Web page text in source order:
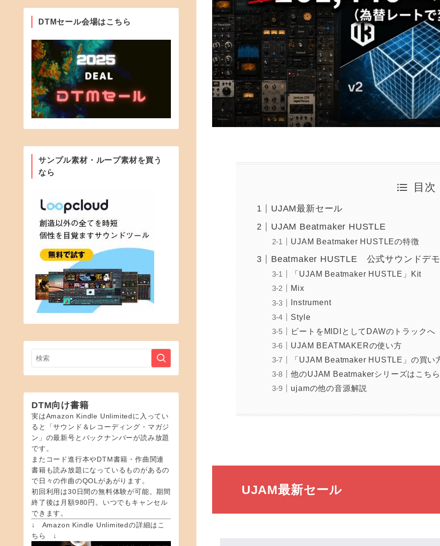
目次
UJAM最新セール
UJAM Beatmaker HUSTLE
UJAM Beatmaker HUSTLEの特徴
Beatmaker HUSTLE 公式サウンドデモ
「UJAM Beatmaker HUSTLE」Kit
Mix
Instrument
Style
ビートをMIDIとしてDAWのトラックへ
UJAM BEATMAKERの使い方
「UJAM Beatmaker HUSTLE」の買い
他のUJAM Beatmakerシリーズはこちら
ujamの他の音源解説
UJAM最新セール
DTMセール会場はこちら
サンプル素材・ループ素材を買う
なら
DTM向け書籍
実はAmazon Kindle Unlimitedに入ってい
ると「サウンド＆レコーディング・マガジ
ン」の最新号とバックナンバーが読み放題
です。
またコード進行本やDTM書籍・作曲関連
書籍も読み放題になっているものがあるの
で日々の作曲のQOLがあがります。
初回利用は30日間の無料体験が可能。期間
終了後は月額980円。いつでもキャンセル
できます。
↓ Amazon Kindle Unlimitedの詳細はこ
ちら ↓